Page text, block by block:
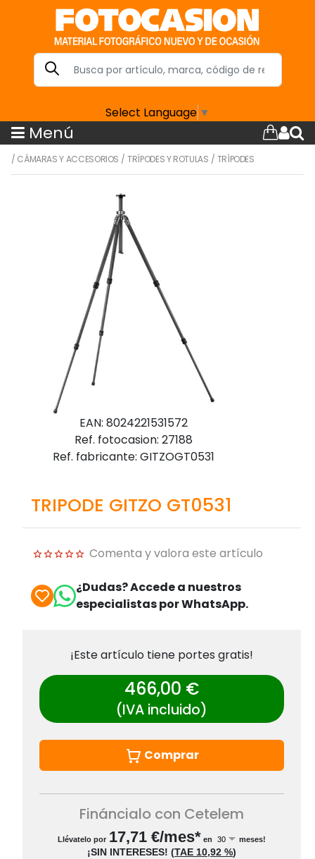
Select Language ▼
Menú
/ CÁMARAS Y ACCESORIOS /TRÍPODES Y ROTULAS / TRÍPODES
EAN: 8024221531572
Ref. fotocasion: 27188
Ref. fabricante: GITZOGT0531
TRIPODE GITZO GT0531
Comenta y valora este artículo
¿Dudas? Accede a nuestros
especialistas por WhatsApp.
¡Este artículo tiene portes gratis!
466,00 €
(IVA incluido)
Comprar
Fináncialo con Cetelem
Llévatelo por 17,71 €/mes* en meses!
¡SIN INTERESES! (TAE 10,92 %)